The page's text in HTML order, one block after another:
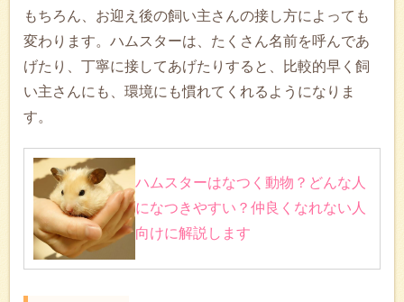
もちろん、お迎え後の飼い主さんの接し方によっても
変わります。ハムスターは、たくさん名前を呼んであ
げたり、丁寧に接してあげたりすると、比較的早く飼
い主さんにも、環境にも慣れてくれるようになりま
す。
ハムスターはなつく動物？どんな人
になつきやすい？仲良くなれない人
向けに解説します